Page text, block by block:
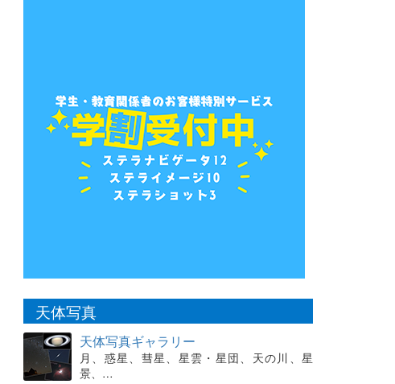
天体写真
天体写真ギャラリー
月、惑星、彗星、星雲・星団、天の川、星
景、…